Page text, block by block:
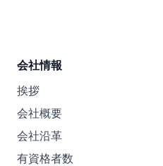
会社情報
挨拶
会社概要
会社沿革
有資格者数